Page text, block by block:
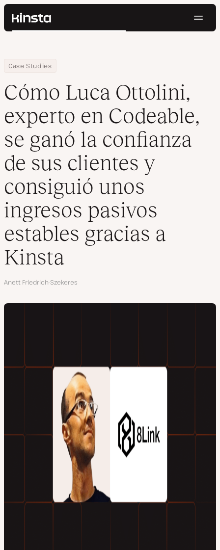
Kinsta®
Precios
Contacto
Buscar
Home
Empresa
Case Studies
Cómo Luca Ottolini, experto en Codeable, se ganó la
Cómo Luca Ottolini,
experto en Codeable,
se ganó la confianza
de sus clientes y
consiguió unos
ingresos pasivos
estables gracias a
Kinsta
Autor
Anett Friedrich-Szekeres